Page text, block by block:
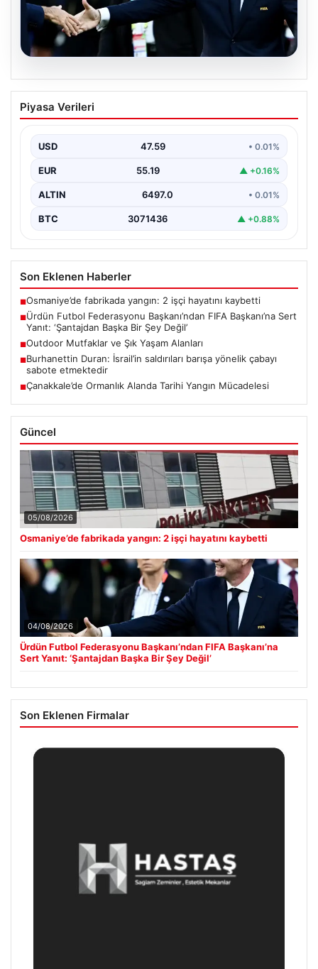
04.08.2026
Ürdün Futbol Federasyonu
Başkanı’ndan FIFA Başkanı’na Sert
Ürdün Futbol Federasyonu (JFA) Başkanı Ali Bin Al-
Piyasa Verileri
USD 47.59 • 0.01%
EUR 55.19 ▲ +0.16%
ALTIN 6497.0 • 0.01%
BTC 3071436 ▲ +0.88%
Son Eklenen Haberler
■Osmaniye’de fabrikada yangın: 2 işçi hayatını kaybetti
■Ürdün Futbol Federasyonu Başkanı’ndan FIFA Başkanı’na Sert
Yanıt: ‘Şantajdan Başka Bir Şey Değil’
■Outdoor Mutfaklar ve Şık Yaşam Alanları
■Burhanettin Duran: İsrail’in saldırıları barışa yönelik çabayı
sabote etmektedir
■Çanakkale’de Ormanlık Alanda Tarihi Yangın Mücadelesi
Güncel
05/08/2026
Osmaniye’de fabrikada yangın: 2 işçi hayatını kaybetti
04/08/2026
Ürdün Futbol Federasyonu Başkanı’ndan FIFA Başkanı’na
Sert Yanıt: ‘Şantajdan Başka Bir Şey Değil’
Son Eklenen Firmalar